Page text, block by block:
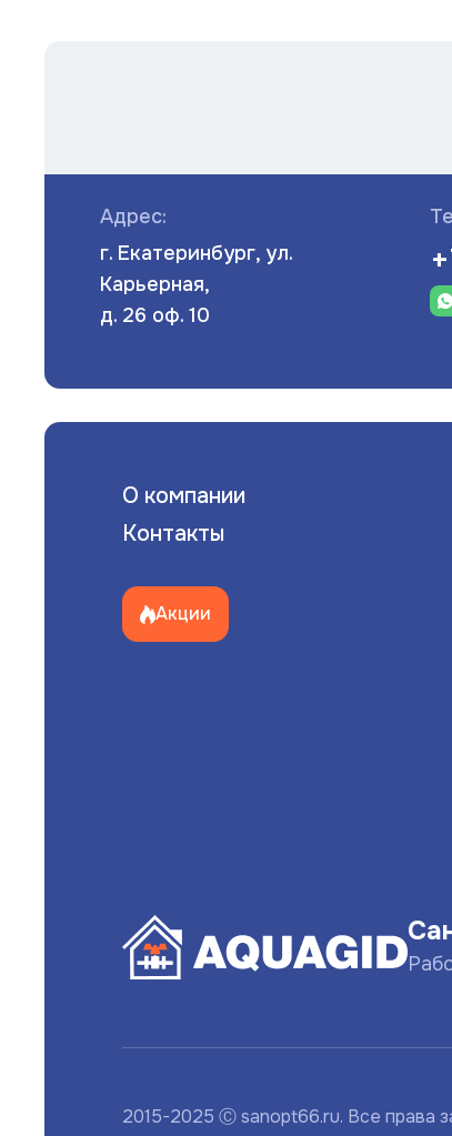
Адрес:
г. Екатеринбург, ул.
Карьерная,
д. 26 оф. 10
О компании
Контакты
Акции
2015-2025 Ⓒ sanopt66.ru. Все права